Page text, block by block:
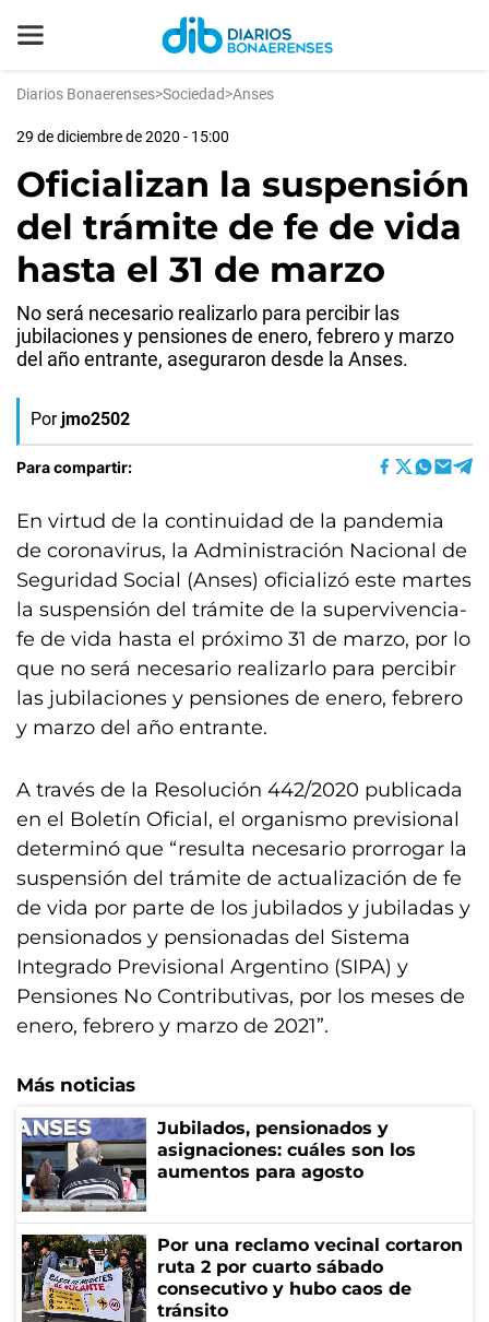
Diarios Bonaerenses>Sociedad>Anses
29 de diciembre de 2020 - 15:00
Oficializan la suspensión
del trámite de fe de vida
hasta el 31 de marzo
No será necesario realizarlo para percibir las
jubilaciones y pensiones de enero, febrero y marzo
del año entrante, aseguraron desde la Anses.
Por jmo2502
Para compartir:
En virtud de la continuidad de la pandemia
de coronavirus, la Administración Nacional de
Seguridad Social (Anses) oficializó este martes
la suspensión del trámite de la supervivencia-
fe de vida hasta el próximo 31 de marzo, por lo
que no será necesario realizarlo para percibir
las jubilaciones y pensiones de enero, febrero
y marzo del año entrante.
A través de la Resolución 442/2020 publicada
en el Boletín Oficial, el organismo previsional
determinó que “resulta necesario prorrogar la
suspensión del trámite de actualización de fe
de vida por parte de los jubilados y jubiladas y
pensionados y pensionadas del Sistema
Integrado Previsional Argentino (SIPA) y
Pensiones No Contributivas, por los meses de
enero, febrero y marzo de 2021”.
Más noticias
Jubilados, pensionados y
asignaciones: cuáles son los
aumentos para agosto
Por una reclamo vecinal cortaron
ruta 2 por cuarto sábado
consecutivo y hubo caos de
tránsito